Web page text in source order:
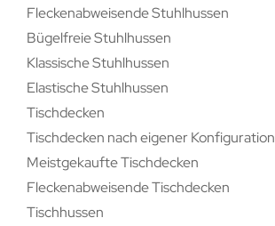
Fleckenabweisende Stuhlhussen
Bügelfreie Stuhlhussen
Klassische Stuhlhussen
Elastische Stuhlhussen
Tischdecken
Tischdecken nach eigener Konfiguration
Meistgekaufte Tischdecken
Fleckenabweisende Tischdecken
Tischhussen